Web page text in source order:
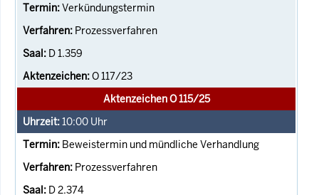
Verkündungstermin
Prozessverfahren
D 1.359
O 117/23
Aktenzeichen O 115/25
10:00 Uhr
Beweistermin und mündliche Verhandlung
Prozessverfahren
D 2.374